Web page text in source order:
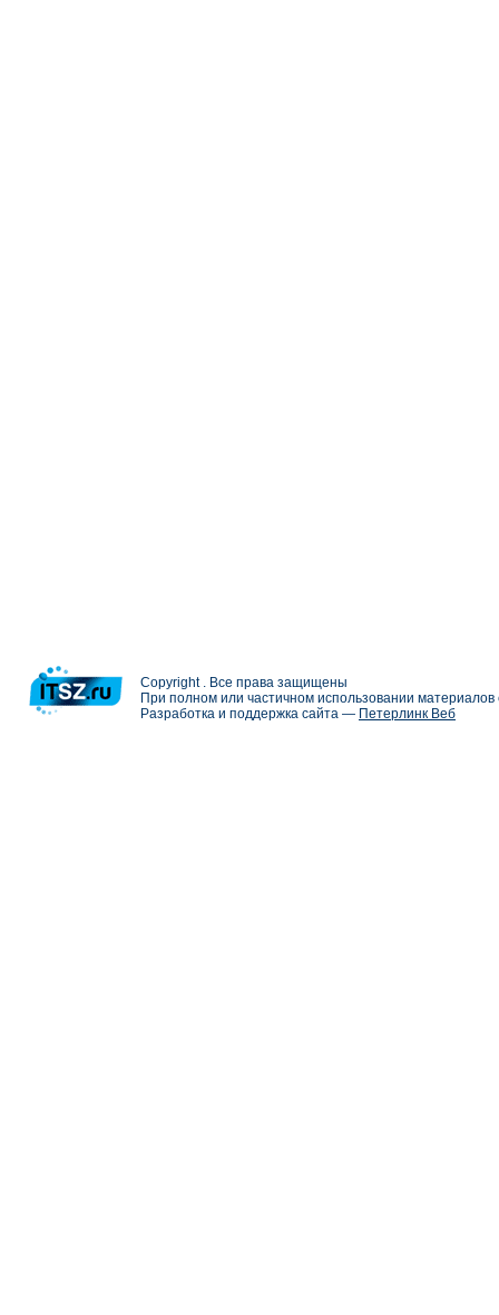
Copyright . Все права защищены
При полном или частичном использовании
Разработка и поддержка сайта — Петерлинк Веб